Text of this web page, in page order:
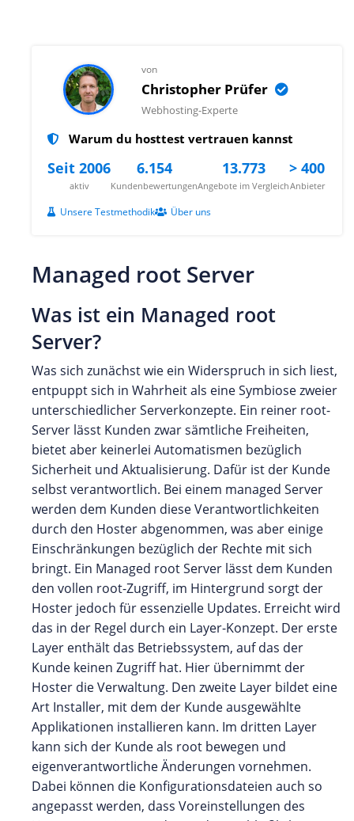
von
Christopher Prüfer
Webhosting-Experte
Warum du hosttest vertrauen kannst
Seit 2006
aktiv
6.154
Kundenbewertungen
13.773
Angebote im Vergleich
> 400
Anbieter
Unsere Testmethodik Über uns
Managed root Server
Was ist ein Managed root
Server?
Was sich zunächst wie ein Widerspruch in sich liest,
entpuppt sich in Wahrheit als eine Symbiose zweier
unterschiedlicher Serverkonzepte. Ein reiner root-
Server lässt Kunden zwar sämtliche Freiheiten,
bietet aber keinerlei Automatismen bezüglich
Sicherheit und Aktualisierung. Dafür ist der Kunde
selbst verantwortlich. Bei einem managed Server
werden dem Kunden diese Verantwortlichkeiten
durch den Hoster abgenommen, was aber einige
Einschränkungen bezüglich der Rechte mit sich
bringt. Ein Managed root Server lässt dem Kunden
den vollen root-Zugriff, im Hintergrund sorgt der
Hoster jedoch für essenzielle Updates. Erreicht wird
das in der Regel durch ein Layer-Konzept. Der erste
Layer enthält das Betriebssystem, auf das der
Kunde keinen Zugriff hat. Hier übernimmt der
Hoster die Verwaltung. Den zweite Layer bildet eine
Art Installer, mit dem der Kunde ausgewählte
Applikationen installieren kann. Im dritten Layer
kann sich der Kunde als root bewegen und
eigenverantwortliche Änderungen vornehmen.
Dabei können die Konfigurationsdateien auch so
angepasst werden, dass Voreinstellungen des